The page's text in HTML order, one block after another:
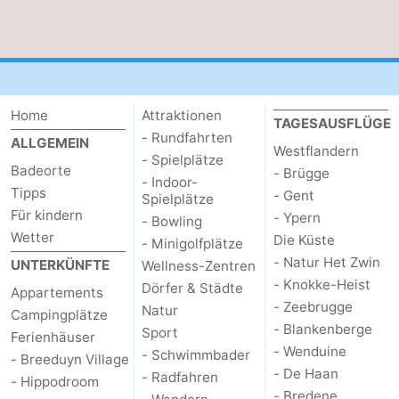
Home
ALLGEMEIN
Badeorte
Tipps
Für kindern
Wetter
UNTERKÜNFTE
Appartements
Campingplätze
Ferienhäuser
- Breeduyn Village
- Hippodroom
Attraktionen
- Rundfahrten
- Spielplätze
- Indoor-
Spielplätze
- Bowling
- Minigolfplätze
Wellness-Zentren
Dörfer & Städte
Natur
Sport
- Schwimmbader
- Radfahren
TAGESAUSFLÜGE
Westflandern
- Brügge
- Gent
- Ypern
Die Küste
- Natur Het Zwin
- Knokke-Heist
- Zeebrugge
- Blankenberge
- Wenduine
- De Haan